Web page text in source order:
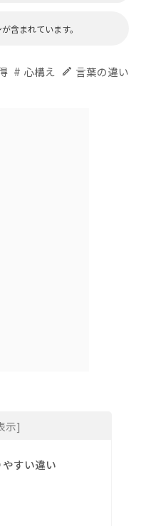
含まれています。
# 心構え edit 言葉の違い
示]
すい違い